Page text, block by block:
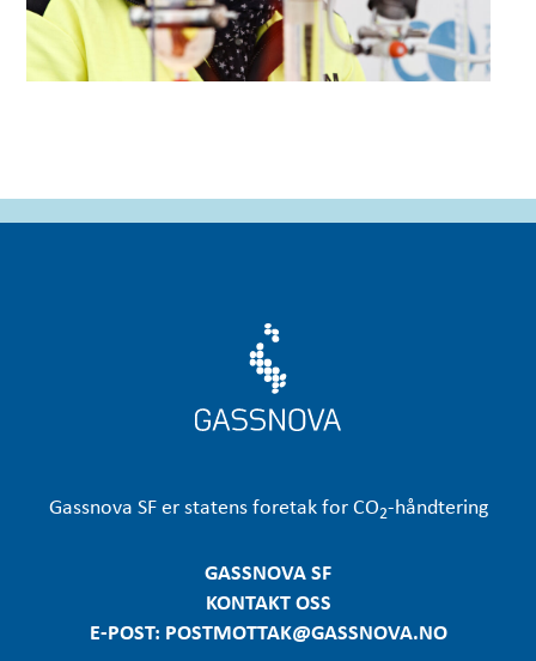
Gassnova SF er statens foretak for CO2-håndtering
GASSNOVA SF
KONTAKT OSS
E-POST: POSTMOTTAK@GASSNOVA.NO